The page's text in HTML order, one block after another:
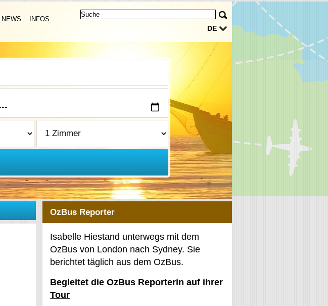
DE
NEWS INFOS
OzBus Reporter
Isabelle Hiestand unterwegs mit dem
OzBus von London nach Sydney. Sie
berichtet täglich aus dem OzBus.
Begleitet die OzBus Reporterin auf ihrer
Tour